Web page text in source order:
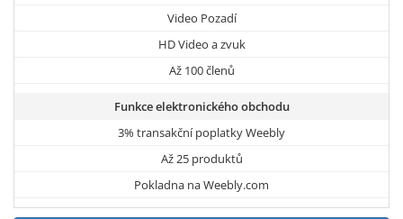
Video Pozadí
HD Video a zvuk
Až 100 členů
Funkce elektronického obchodu
3% transakční poplatky Weebly
Až 25 produktů
Pokladna na Weebly.com